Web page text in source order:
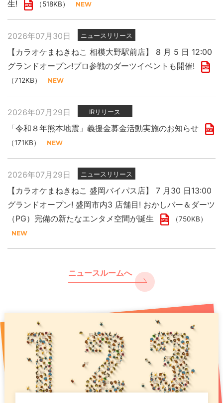
生!
（518KB）
2026年07月30日 ニュースリリース
【カラオケまねきねこ 相模大野駅前店】 8 月 5 日 12:00
グランドオープン!プロ参戦のダーツイベントも開催!
（712KB）
2026年07月29日 IRリリース
「令和８年熊本地震」義援金募金活動実施のお知らせ
（171KB）
2026年07月29日 ニュースリリース
【カラオケまねきねこ 盛岡バイパス店】 7 月30 日13:00
グランドオープン! 盛岡市内3 店舗目! おかしバー＆ダーツ
（PG）完備の新たなエンタメ空間が誕生
（750KB）
ニュースルームへ
「令和８年熊本地震」義援金募金活動実施のお知らせ
（171KB）
2026年07月14日 PR
「カラオケまねきねこ」フィリピン出店に関するお知らせ
プレスリリース
現代人のストレスをカラオケで浄化 年末年始は “歌で厄祓
（891KB）
2025年11月07日 プレスリリース
新上位ブランド「カラオケ金のまねきねこ」で大人のカラ
ニュースリリース
【カラオケまねきねこ 千歳駅前店】8月7日17:00グランド
オープン！ 千歳駅出てすぐ！駅直下の好ロケーションで
お得な記念イベントも開催！
（661KB）
2026年07月31日 ニュースリリース